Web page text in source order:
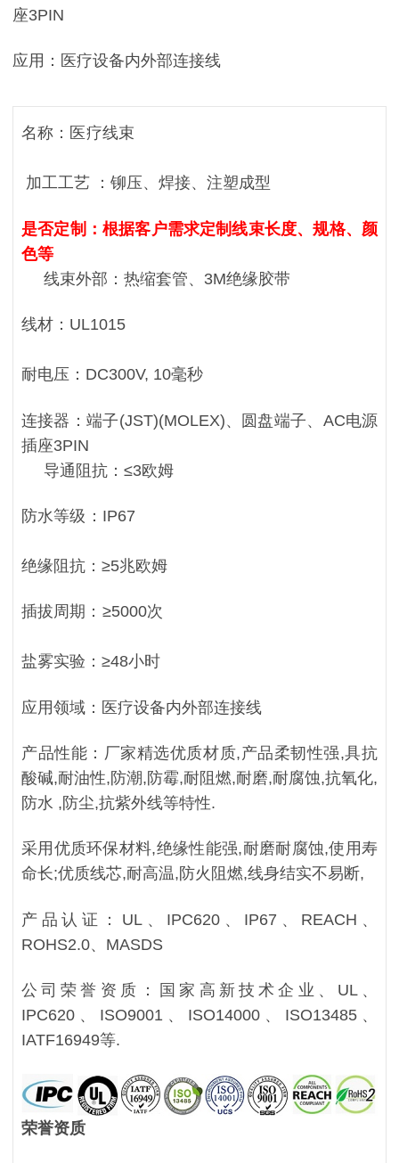
座3PIN
应用：医疗设备内外部连接线
名称：医疗线束
加工工艺 ：铆压、焊接、注塑成型
是否定制：根据客户需求定制线束长度、规格、颜
色等
线束外部：热缩套管、3M绝缘胶带
线材：UL1015
耐电压：DC300V, 10毫秒
连接器：端子(JST)(MOLEX)、圆盘端子、AC电源
插座3PIN
导通阻抗：≤3欧姆
防水等级：IP67
绝缘阻抗：≥5兆欧姆
插拔周期：≥5000次
盐雾实验：≥48小时
应用领域：医疗设备内外部连接线
产品性能：厂家精选优质材质,产品柔韧性强,具抗
酸碱,耐油性,防潮,防霉,耐阻燃,耐磨,耐腐蚀,抗氧化,
防水 ,防尘,抗紫外线等特性.
采用优质环保材料,绝缘性能强,耐磨耐腐蚀,使用寿
命长;优质线芯,耐高温,防火阻燃,线身结实不易断,
产品认证：UL、IPC620、IP67、REACH、
ROHS2.0、MASDS
公司荣誉资质：国家高新技术企业、UL、
IPC620、ISO9001、ISO14000、ISO13485、
IATF16949等.
荣誉资质